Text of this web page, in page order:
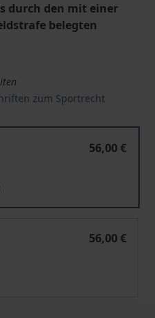
durch den mit einer
belegten
zum Sportrecht
56,00 €
56,00 €